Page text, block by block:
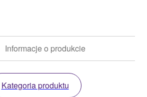
Informacje o produkcie
Kategoria produktu